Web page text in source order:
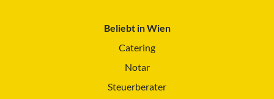
Beliebt in Wien
Catering
Notar
Steuerberater